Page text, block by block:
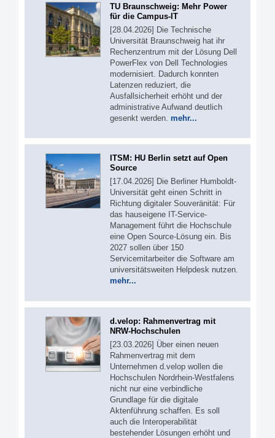
TU Braunschweig: Mehr Power
für die Campus-IT
[28.04.2026] Die Technische
Universität Braunschweig hat ihr
Rechenzentrum mit der Lösung Dell
PowerFlex von Dell Technologies
modernisiert. Dadurch konnten
Latenzen reduziert, die
Ausfallsicherheit erhöht und der
administrative Aufwand deutlich
gesenkt werden. mehr...
ITSM: HU Berlin setzt auf Open
Source
[17.04.2026] Die Berliner Humboldt-
Universität geht einen Schritt in
Richtung digitaler Souveränität: Für
das hauseigene IT-Service-
Management führt die Hochschule
eine Open Source-Lösung ein. Bis
2027 sollen über 150
Servicemitarbeiter die Software am
universitätsweiten Helpdesk nutzen.
mehr...
d.velop: Rahmenvertrag mit
NRW-Hochschulen
[23.03.2026] Über einen neuen
Rahmenvertrag mit dem
Unternehmen d.velop wollen die
Hochschulen Nordrhein-Westfalens
nicht nur eine verbindliche
Grundlage für die digitale
Aktenführung schaffen. Es soll
auch die Interoperabilität
bestehender Lösungen erhöht und